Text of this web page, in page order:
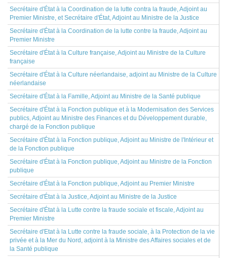
Secrétaire d'État à la Coordination de la lutte contra la fraude, Adjoint au
Premier Ministre, et Secrétaire d'État, Adjoint au Ministre de la Justice
Secrétaire d'État à la Coordination de la lutte contre la fraude, Adjoint au
Premier Ministre
Secrétaire d'État à la Culture française, Adjoint au Ministre de la Culture
française
Secrétaire d'État à la Culture néerlandaise, adjoint au Ministre de la Culture
néerlandaise
Secrétaire d'État à la Famille, Adjoint au Ministre de la Santé publique
Secrétaire d'État à la Fonction publique et à la Modernisation des Services
publics, Adjoint au Ministre des Finances et du Développement durable,
chargé de la Fonction publique
Secrétaire d'État à la Fonction publique, Adjoint au Ministre de l'Intérieur et
de la Fonction publique
Secrétaire d'État à la Fonction publique, Adjoint au Ministre de la Fonction
publique
Secrétaire d'État à la Fonction publique, Adjoint au Premier Ministre
Secrétaire d'État à la Justice, Adjoint au Ministre de la Justice
Secrétaire d'État à la Lutte contre la fraude sociale et fiscale, Adjoint au
Premier Ministre
Secrétaire d'Etat à la Lutte contre la fraude sociale, à la Protection de la vie
privée et à la Mer du Nord, adjoint à la Ministre des Affaires sociales et de
la Santé publique